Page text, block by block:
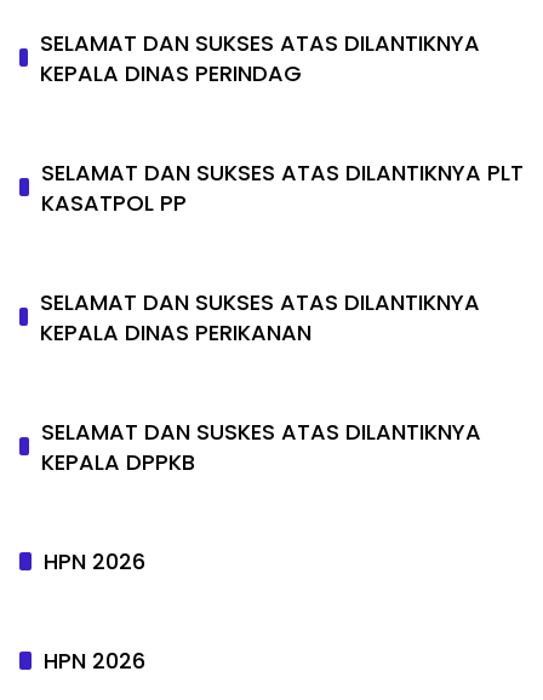
SELAMAT DAN SUKSES ATAS DILANTIKNYA
KEPALA DINAS PERINDAG
SELAMAT DAN SUKSES ATAS DILANTIKNYA PLT
KASATPOL PP
SELAMAT DAN SUKSES ATAS DILANTIKNYA
KEPALA DINAS PERIKANAN
SELAMAT DAN SUSKES ATAS DILANTIKNYA
KEPALA DPPKB
HPN 2026
HPN 2026